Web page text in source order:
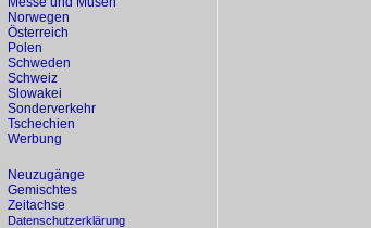
Norwegen
Österreich
Polen
Schweden
Schweiz
Slowakei
Sonderverkehr
Tschechien
Werbung
Neuzugänge
Gemischtes
Zeitachse
Datenschutzerklärung